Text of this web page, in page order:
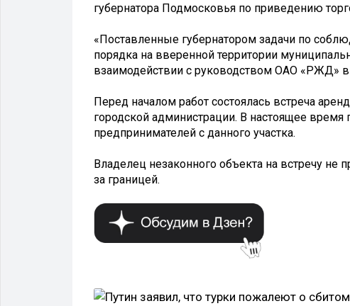
губернатора Подмосковья по приведению
«Поставленные губернатором задачи по
порядка на вверенной территории
взаимодействии с руководством ОАО «РЖД» в
Перед началом работ состоялась встреча
городской администрации. В настоящее
предпринимателей с данного участка.
Владелец незаконного объекта на встречу
за границей.